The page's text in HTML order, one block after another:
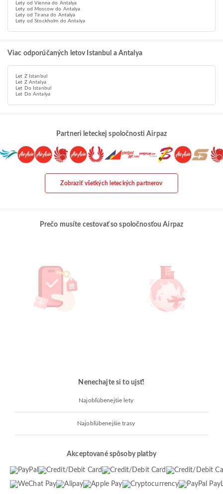
Lety od Vienna do Antalya
Lety od Moscow do Antalya
Lety od Tirana do Antalya
Lety od Stockholm do Antalya
Viac odporúčaných letov Istanbul a Antalya
Let Z Istanbul
Let Z Antalya
Let Do Istanbul
Let Do Antalya
Partneri leteckej spoločnosti Airpaz
Zobraziť všetkých leteckých partnerov
Prečo musíte cestovať so spoločnosťou Airpaz
Nenechajte si to ujsť!
Najobľúbenejšie lety
Najobľúbenejšie trasy
Akceptované spôsoby platby